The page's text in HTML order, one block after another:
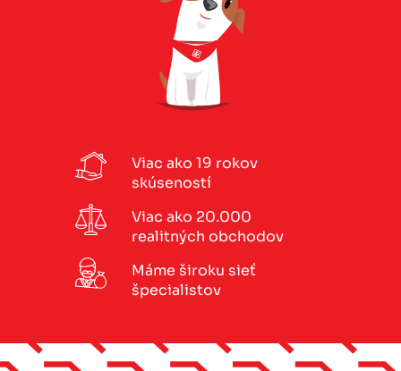
Viac ako 19 rokov
skúseností
Viac ako 20.000
realitných obchodov
Máme široku sieť
špecialistov